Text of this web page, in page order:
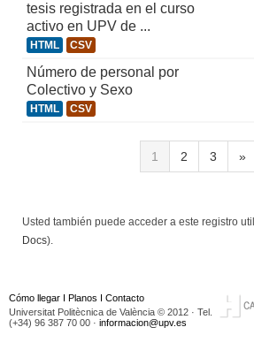
tesis registrada en el curso
activo en UPV de ...
HTML CSV
Número de personal por
Colectivo y Sexo
HTML CSV
1 2 3 »
Usted también puede acceder a este registro
Docs).
Cómo llegar I Planos I Contacto
Universitat Politècnica de València © 2012 · Tel.
(+34) 96 387 70 00 · informacion@upv.es